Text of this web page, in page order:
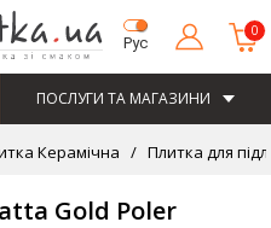
Рус
0
ПОСЛУГИ ТА МАГАЗИНИ
Керамічна Плитка для
Gold Poler